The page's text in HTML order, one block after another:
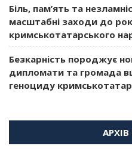
Біль, пам’ять та
масштабні заходи до
кримськотатарського
Безкарність породжує
дипломати та громада
геноциду